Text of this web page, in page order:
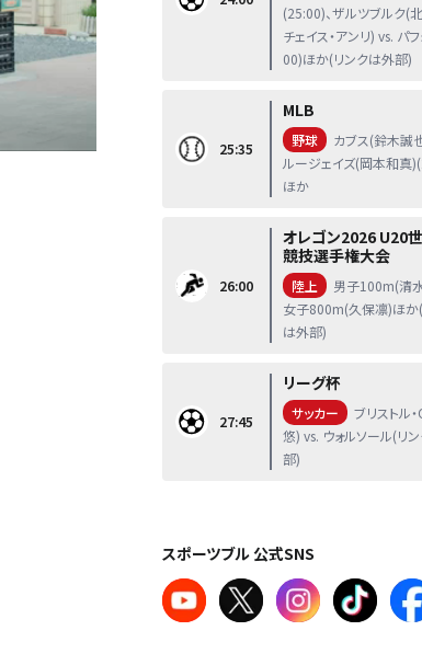
(25:00)、ザルツブルク(
チェイス・アンリ) vs. パ
00)ほか(リンクは外部)
25:35
MLB
野球
カブス(鈴木誠
ルージェイズ(岡本和真
ほか
26:00
オレゴン2026 U20
競技選手権大会
陸上
男子100m(清
女子800m(久保凛)ほか
は外部)
27:45
リーグ杯
サッカー
ブリストル
悠) vs. ウォルソール(リ
部)
スポーツブル 公式SNS